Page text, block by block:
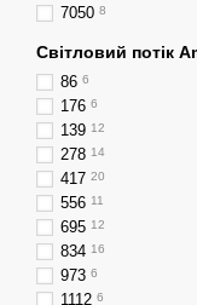
7050 8
Світловий потік
86 6
176 6
139 12
278 14
417 20
556 11
695 12
834 16
973 6
1112 6